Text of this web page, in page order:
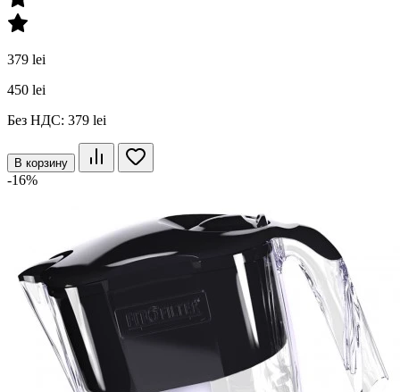
379 lei
450 lei
Без НДС: 379 lei
В корзину
-16%